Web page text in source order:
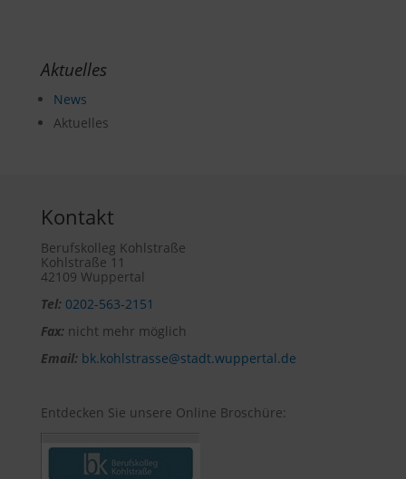
Aktuelles
News
Aktuelles
Kontakt
Berufskolleg Kohlstraße
Kohlstraße 11
42109 Wuppertal
Tel: 0202-563-2151
Fax:nicht mehr möglich
Email: bk.kohlstrasse@stadt.wuppertal.de
Entdecken Sie unsere Online Broschüre: